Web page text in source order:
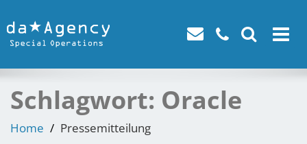
Toggle
Schlagwort: Oracle
Home Pressemitteilung